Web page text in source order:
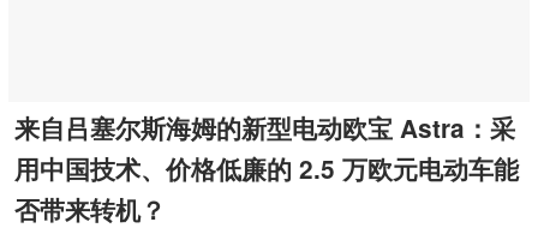
来自吕塞尔斯海姆的新型电动欧宝 Astra：采
用中国技术、价格低廉的 2.5 万欧元电动车能
否带来转机？